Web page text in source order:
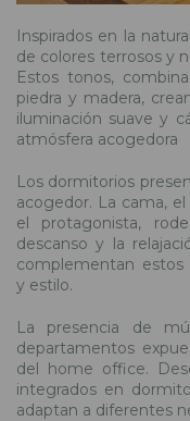
Inspirados en la
de colores terrosos y
Estos tonos,
piedra y madera,
iluminación suave y
atmósfera acogedora
Los dormitorios
acogedor. La cama,
el protagonista,
descanso y la
complementan estos
y estilo.
La presencia de
departamentos
del home office.
integrados en
adaptan a diferentes